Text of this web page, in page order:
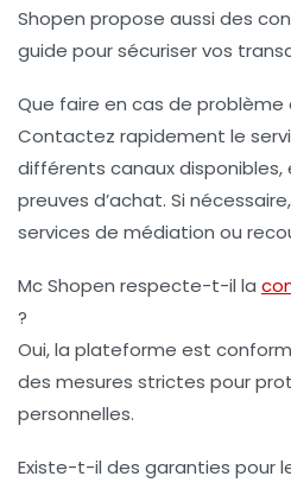
Shopen propose aussi des
guide pour sécuriser vos
Que faire en cas de
Contactez rapidement le
différents canaux
preuves d’achat. Si
services de médiation ou
Mc Shopen respecte-t-il la
?
Oui, la plateforme est
des mesures strictes pour
personnelles.
Existe-t-il des garanties pour